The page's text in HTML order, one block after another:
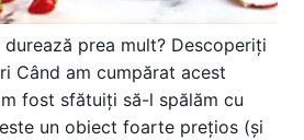
durează prea mult? Descoperiți
Când am cumpărat acest
fost sfătuiți să-l spălăm cu
un obiect foarte prețios (și